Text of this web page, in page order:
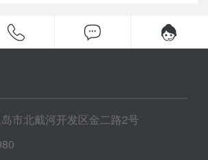
市北戴河开发区金二路2号